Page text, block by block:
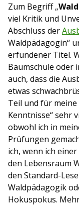
Zum Begriff „
viel Kritik und
Abschluss der
Waldpädagogin“
erfundener Titel.
Baumschule oder
auch, dass die
etwas
Teil und für
Kenntnisse“ sehr
obwohl ich in
Prüfungen
ich, wenn ich
den Lebensraum
den Standard-
Waldpädagogik
Hokuspokus.